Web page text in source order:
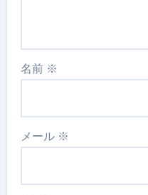
名前 ※
メール ※